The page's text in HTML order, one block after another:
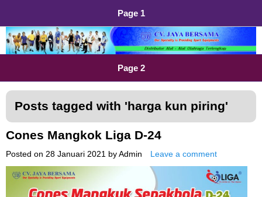
Page 1
Distributor Alat Olahraga
Jual Alat Olahraga Murah, Lengkap dan Berkualitas
Page 2
Posts tagged with 'harga kun piring'
Cones Mangkok Liga D-24
Posted on 28 Januari 2021 by Admin Leave a comment